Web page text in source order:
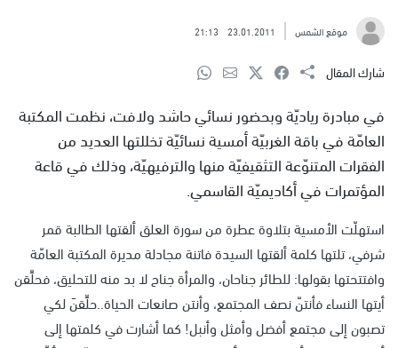
موقع الشمس 23.01.2011
21:13
شارك المقال
في مبادرة رياديّة وبحضور نسائي حاشد ولافت، نظمت المكتبة
العامّة في باقة الغربيّة أمسية نسائيّة تخللتها العديد من
الفقرات المتنوّعة التثقيفيّة منها والترفيهيّة، وذلك في قاعة
المؤتمرات في أكاديميّة القاسمي.
استهلّت الأمسية بتلاوة عطرة من سورة العلق ألقتها الطالبة قمر
شرفي، تلتها كلمة ألقتها السيدة فاتنة مجادلة مديرة المكتبة العامّة
وافتتحتها بقولها: للطائر جناحان، والمرأة جناح لا بد منه للتحليق، فحلِّقن
أيتها النساء فأنتنّ نصف المجتمع، وأنتن صانعات الحياة..حلِّقنَ لكي
تصبون إلى مجتمع أفضل وأمثل وأنبل! كما أشارت في كلمتها إلى